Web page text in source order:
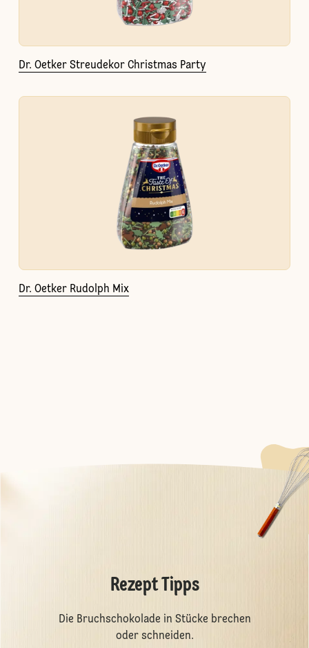
Dr. Oetker Streudekor Christmas Party
Dr. Oetker Rudolph Mix
Rezept Tipps
Die Bruchschokolade in Stücke brechen
oder schneiden.